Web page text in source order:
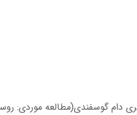
گوسفندی(مطالعه موردی: